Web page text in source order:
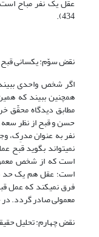
434).
نقض سوّم: یکسانی قبح
اگر شخص واحدى
همچنین ببیند که
مطابق دیدگاه محقّق
حسن و قبح از نظر
نفر به عنوان مدرِک،
نمى­تواند بگوید قبح
است که از شخص
است؛ عقل هم یک حد
فرق نمی­کند که عمل
معمولى صادر گردد. در
نقض چهارم: تحلیل